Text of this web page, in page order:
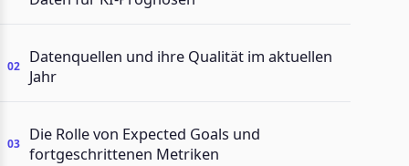
Datenquellen und ihre Qualität im aktuellen
Jahr
Die Rolle von Expected Goals und
fortgeschrittenen Metriken